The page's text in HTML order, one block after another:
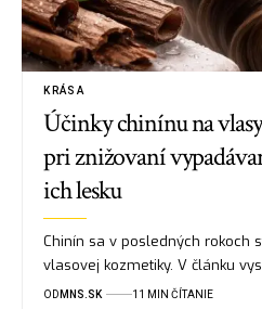
KRÁSA
Účinky chinínu na
pri znižovaní
ich lesku
Chinín sa v posledných rokoch
vlasovej kozmetiky. V článku
OD MNS.SK 11 MIN ČÍTANIE